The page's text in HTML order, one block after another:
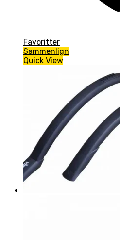
Favoritter
Sammenlign
Quick View